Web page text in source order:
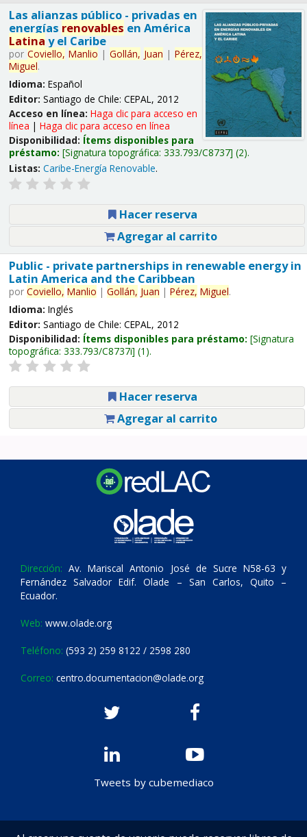
Las alianzas público - privadas en
energías renovables en América
Latina y el Caribe
por Coviello, Manlio | Gollán, Juan | Pérez,
Miguel.
Idioma: Español
Editor: Santiago de Chile: CEPAL, 2012
Acceso en línea: Haga clic para acceso en
línea | Haga clic para acceso en línea
Disponibilidad: Ítems disponibles para
préstamo: Signatura topográfica: 333.793/C8737 (2).
Listas: Caribe-Energía Renovable.
Hacer reserva
Agregar al carrito
Public - private partnerships in renewable energy in
Latin America and the Caribbean
por Coviello, Manlio | Gollán, Juan | Pérez, Miguel.
Idioma: Inglés
Editor: Santiago de Chile: CEPAL, 2012
Disponibilidad: Ítems disponibles para préstamo: Signatura
topográfica: 333.793/C8737i (1).
Hacer reserva
Agregar al carrito
Dirección: Av. Mariscal Antonio José de Sucre N58-63 y
Fernández Salvador Edif. Olade – San Carlos, Quito –
Ecuador.
Web: www.olade.org
Teléfono: (593 2) 259 8122 / 2598 280
Correo: centro.documentacion@olade.org
Tweets by cubemediaco